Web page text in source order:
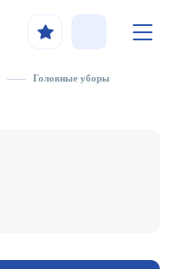
Головные уборы